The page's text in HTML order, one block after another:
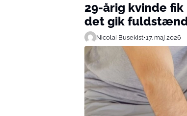
29-årig kvinde fik
det gik
Nicolai Busekist•17. maj 2026